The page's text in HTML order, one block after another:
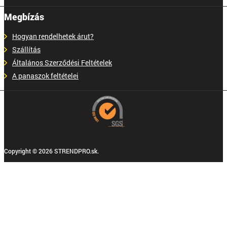
Megbízás
Hogyan rendelhetek árut?
Szállítás
Általános Szerződési Feltételek
A panaszok feltételei
Copyright © 2026 STRENDPRO.sk.